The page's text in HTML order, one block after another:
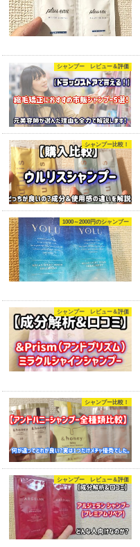
シャンプー レビュー＆評価
シャンプー比較！
1000～2000円のシャンプー
シャンプー レビュー＆評価
シャンプー比較！
シャンプー レビュー＆評価